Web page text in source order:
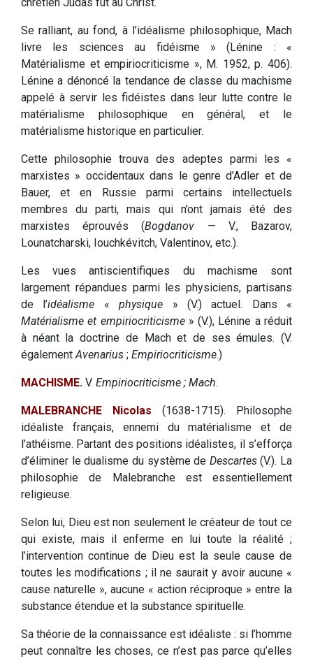
Se ralliant, au fond, à l’idéalisme philosophique, Mach
livre les sciences au fidéisme » (Lénine : «
Matérialisme et empiriocriticisme », M. 1952, p. 406).
Lénine a dénoncé la tendance de classe du machisme
appelé à servir les fidéistes dans leur lutte contre le
matérialisme philosophique en général, et le
matérialisme historique en particulier.
Cette philosophie trouva des adeptes parmi les «
marxistes » occidentaux dans le genre d’Adler et de
Bauer, et en Russie parmi certains intellectuels
membres du parti, mais qui n’ont jamais été des
marxistes éprouvés (Bogdanov — V., Bazarov,
Lounatcharski, Iouchkévitch, Valentinov, etc.).
Les vues antiscientifiques du machisme sont
largement répandues parmi les physiciens, partisans
de l’idéalisme «physique » (V.) actuel. Dans «
Matérialisme et empiriocriticisme» (V.), Lénine a réduit
à néant la doctrine de Mach et de ses émules. (V.
égalementAvenarius ; Empiriocriticisme.)
MACHISME. V. Empiriocriticisme ; Mach.
MALEBRANCHE Nicolas (1638-1715). Philosophe
idéaliste français, ennemi du matérialisme et de
l’athéisme. Partant des positions idéalistes, il s’efforça
d’éliminer le dualisme du système de Descartes(V.). La
philosophie de Malebranche est essentiellement
religieuse.
Selon lui, Dieu est non seulement le créateur de tout ce
qui existe, mais il enferme en lui toute la réalité ;
l’intervention continue de Dieu est la seule cause de
toutes les modifications ; il ne saurait y avoir aucune «
cause naturelle », aucune « action réciproque » entre la
substance étendue et la substance spirituelle.
Sa théorie de la connaissance est idéaliste : si l’homme
peut connaître les choses, ce n’est pas parce qu’elles